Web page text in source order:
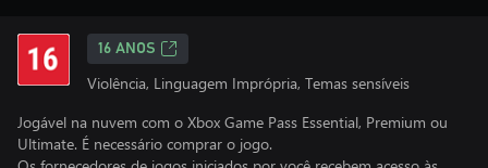
16 ANOS
Violência, Linguagem Imprópria, Temas sensíveis
Jogável na nuvem com o Xbox Game Pass Essential, Premium ou
Ultimate. É necessário comprar o jogo.